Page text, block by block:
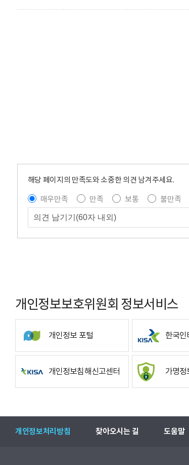
해당 페이지의 만족도와 소중한 의견 남겨주세요.
매우만족
만족 보통 불만족
개인정보보호위원회 정보서비스
개인정보 포털 한국인
개인정보침해신고센터 가명정
개인정보처리방침 찾아오시는 길 도움말